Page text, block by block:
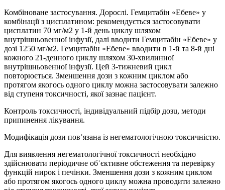
Комбіноване застосування. Дорослі. Гемцитабін «Ебеве» у
комбінації з цисплатином: рекомендується застосовувати
цисплатин 70 мг/м2 у 1-й день циклу шляхом
внутрішньовенної інфузії, далі вводити Гемцитабін «Ебеве» у
дозі 1250 мг/м2. Гемцитабін «Ебеве» вводити в 1-й та 8-й дні
кожного 21-денного циклу шляхом 30-хвилинної
внутрішньовенної інфузії. Цей 3-тижневий цикл
повторюється. Зменшення дози з кожним циклом або
протягом якогось одного циклу можна застосовувати залежно
від ступеня токсичності, якої зазнає пацієнт.
Контроль токсичності, індивідуальний підбір дозu, методи
припинення лікування.
Модифікація дози повʾязана із негематологічною токсичністю.
Для виявлення негематологічної токсичності необхідно
здійснювати періодичне обʾєктивне обстеження та перевірку
функцій нирок і печінки. Зменшення дози з кожним циклом
або протягом якогось одного циклу можна проводити залежно